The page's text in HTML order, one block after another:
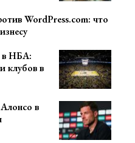
WordPress.com: что
в НБА:
клубов в
в